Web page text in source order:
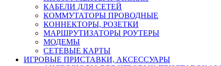
КАБЕЛИ ДЛЯ СЕТЕЙ
КОММУТАТОРЫ ПРОВОДНЫЕ
КОННЕКТОРЫ, РОЗЕТКИ
МАРШРУТИЗАТОРЫ РОУТЕРЫ
МОДЕМЫ
СЕТЕВЫЕ КАРТЫ
ИГРОВЫЕ ПРИСТАВКИ, АКСЕССУАРЫ